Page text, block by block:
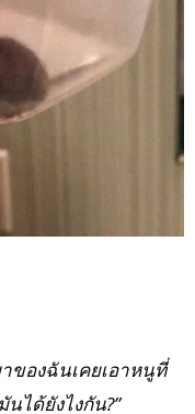
ของฉันเคยเอาหนูที่
ได้ยังไงกัน?”